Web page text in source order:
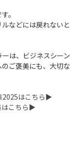
。
などには戻れないと
は、ビジネスシーン
ご褒美にも、大切な
2025はこちら▶︎
はこちら▶︎